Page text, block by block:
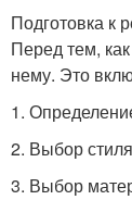
Подготовка к
Перед тем,
нему. Это
1.
2. Выбор
3. Выбор